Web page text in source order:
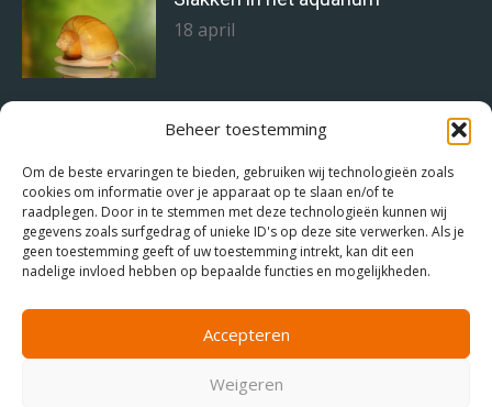
Beheer toestemming
Om de beste ervaringen te bieden, gebruiken wij technologieën zoals
cookies om informatie over je apparaat op te slaan en/of te
raadplegen. Door in te stemmen met deze technologieën kunnen wij
gegevens zoals surfgedrag of unieke ID's op deze site verwerken. Als je
geen toestemming geeft of uw toestemming intrekt, kan dit een
nadelige invloed hebben op bepaalde functies en mogelijkheden.
Accepteren
Weigeren
18 april
Staghorn alg bestrijden doe je zo!
Het juiste voer voor de juiste
aquariumvissen